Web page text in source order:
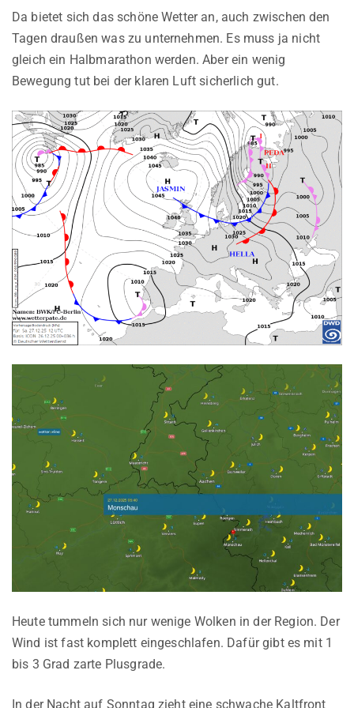
Da bietet sich das schöne Wetter an, auch zwischen den
Tagen draußen was zu unternehmen. Es muss ja nicht
gleich ein Halbmarathon werden. Aber ein wenig
Bewegung tut bei der klaren Luft sicherlich gut.
Heute tummeln sich nur wenige Wolken in der Region. Der
Wind ist fast komplett eingeschlafen. Dafür gibt es mit 1
bis 3 Grad zarte Plusgrade.
In der Nacht auf Sonntag zieht eine schwache Kaltfront